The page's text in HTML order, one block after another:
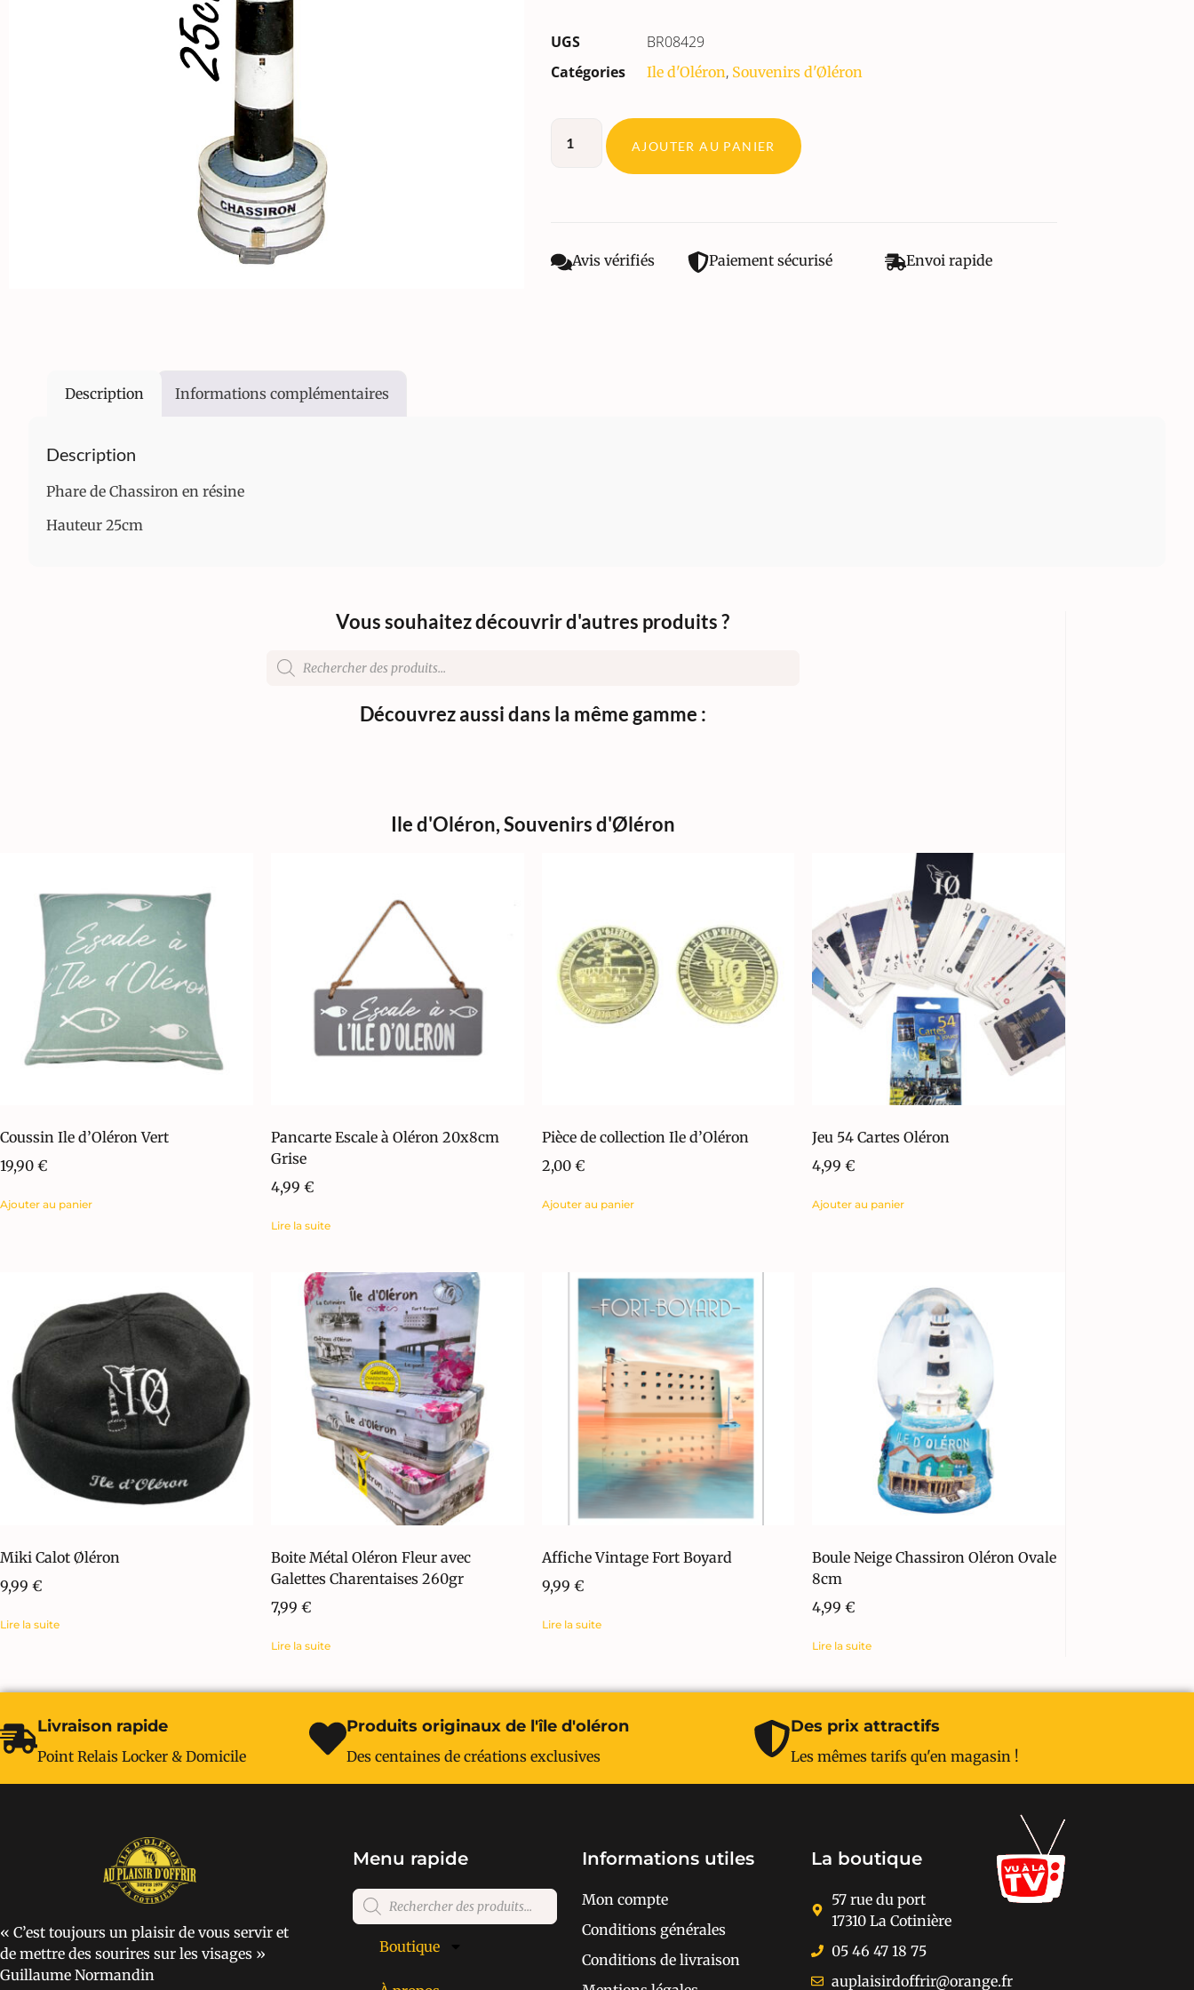
UGS
BR08429
Catégories
Ile d'Oléron, Souvenirs d'Øléron
AJOUTER AU PANIER
Avis vérifiés Paiement sécurisé Envoi rapide
Description Informations complémentaires
Description
Phare de Chassiron en résine
Hauteur 25cm
Vous souhaitez découvrir d'autres produits ?
Découvrez aussi dans la même gamme :
Ile d'Oléron,Souvenirs d'Øléron
Coussin Ile d’Oléron Vert
19,90 €
Ajouter au panier
Pancarte Escale à Oléron 20x8cm
Grise
4,99 €
Lire la suite
Pièce de collection Ile d’Oléron
2,00 €
Ajouter au panier
Jeu 54 Cartes Oléron
4,99€
Ajouter au panier
Miki Calot Øléron
9,99 €
Lire la suite
Boite Métal Oléron Fleur avec
Galettes Charentaises 260gr
7,99 €
Lire la suite
Affiche Vintage Fort Boyard
9,99 €
Lire la suite
Boule Neige Chassiron Oléron Ovale
8cm
4,99€
Lire la suite
Livraison rapide
Point Relais Locker & Domicile
Produits originaux de l'île d'oléron
Des centaines de créations exclusives
Des prix attractifs
Les mêmes tarifs qu'en magasin !
« C’est toujours un plaisir de vous servir et
de mettre des sourires sur les visages »
Guillaume Normandin
Menu rapide
Boutique
Informations utiles
Mon compte
Conditions générales
Conditions de livraison
La boutique
57 rue du port
17310 La Cotinière
05 46 47 18 75
auplaisirdoffrir@orange.fr